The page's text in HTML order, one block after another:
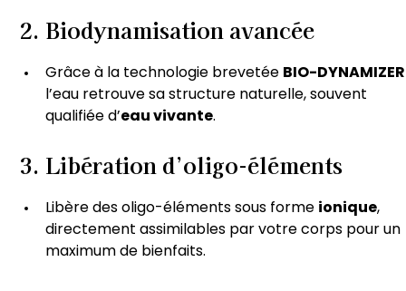
2. Biodynamisation avancée
Grâce à la technologie brevetée BIO-
l’eau retrouve sa structure naturelle, souvent
qualifiée d’eau vivante.
3. Libération d’oligo-éléments
Libère des oligo-éléments sous forme ionique,
directement assimilables par votre corps pour un
maximum de bienfaits.